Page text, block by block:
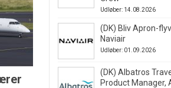
Udløber: 14.08.2026
(DK) Bliv Apron-
Naviair
Udløber: 01.09.2026
(DK) Albatros
Product Manager,